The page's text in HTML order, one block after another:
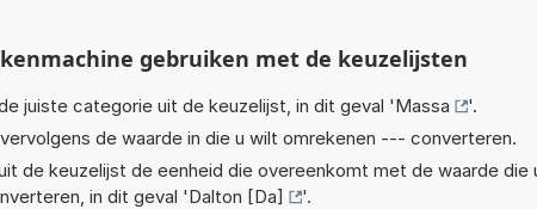
gebruiken met de keuzelijsten
juiste categorie uit de keuzelijst, in dit geval 'Massa
'.
de waarde in die u wilt omrekenen --- converteren.
de keuzelijst de eenheid die overeenkomt met de waarde die
in dit geval 'Dalton [Da]
'.